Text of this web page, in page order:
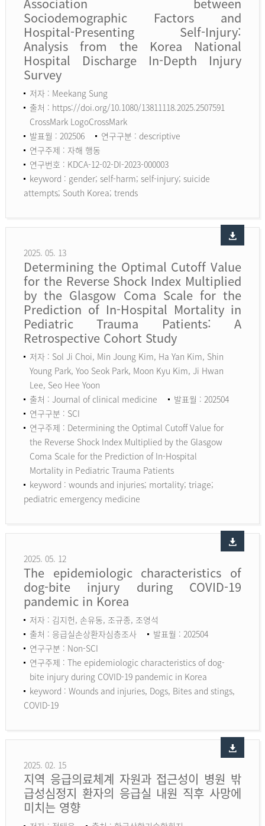
Sociodemographic Factors and
Hospital-Presenting Self-Injury:
Analysis from the Korea National
Hospital Discharge In-Depth Injury
Survey
저자 : Meekang Sung
출처 : https://doi.org/10.1080/13811118.2025.2507591
CrossMark LogoCrossMark
발표월 : 202506
연구구분 : descriptive
연구주제 : 자해 행동
연구번호 : KDCA-12-02-DI-2023-000003
keyword : gender; self-harm; self-injury; suicide
attempts; South Korea; trends
2025. 05. 13
Determining the Optimal Cutoff Value
for the Reverse Shock Index Multiplied
by the Glasgow Coma Scale for the
Prediction of In-Hospital Mortality in
Pediatric Trauma Patients: A
Retrospective Cohort Study
저자 : Sol Ji Choi, Min Joung Kim, Ha Yan Kim, Shin
Young Park, Yoo Seok Park, Moon Kyu Kim, Ji Hwan
Lee, Seo Hee Yoon
출처 : Journal of clinical medicine
발표월 : 202504
연구구분 : SCI
연구주제 : Determining the Optimal Cutoff Value for
the Reverse Shock Index Multiplied by the Glasgow
Coma Scale for the Prediction of In-Hospital
Mortality in Pediatric Trauma Patients
keyword : wounds and injuries; mortality; triage;
pediatric emergency medicine
2025. 05. 12
The epidemiologic characteristics of
dog-bite injury during COVID-19
pandemic in Korea
저자 : 김지헌, 손유동, 조규종, 조영석
출처 : 응급실손상환자심층조사
발표월 : 202504
연구구분 : Non-SCI
연구주제 : The epidemiologic characteristics of dog-
bite injury during COVID-19 pandemic in Korea
keyword : Wounds and injuries, Dogs, Bites and stings,
COVID-19
2025. 02. 15
지역 응급의료체계 자원과 접근성이 병원 밖
급성심정지 환자의 응급실 내원 직후 사망에
미치는 영향